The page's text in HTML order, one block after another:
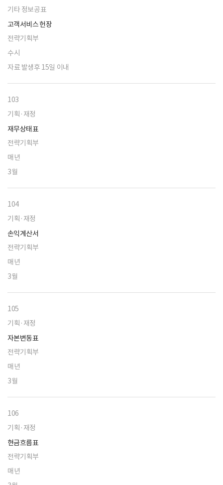
기타 정보공표
고객서비스 헌장
전략기획부
수시
자료 발생후 15일 이내
103
기획·재정
재무상태표
전략기획부
매년
3월
104
기획·재정
손익계산서
전략기획부
매년
3월
105
기획·재정
자본변동표
전략기획부
매년
3월
106
기획·재정
현금흐름표
전략기획부
매년